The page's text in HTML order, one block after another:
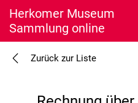
Herkomer Museum
Sammlung online
Entdecken
Zurück zur Liste